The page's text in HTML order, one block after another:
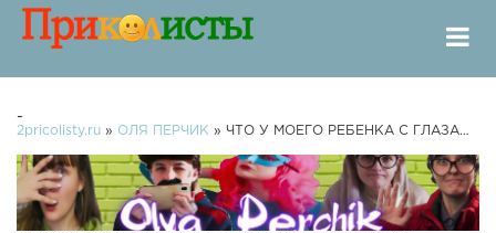
-
2pricolisty.ru » ОЛЯ ПЕРЧИК » ЧТО У МОЕГО РЕБЕНКА С ГЛАЗАМИ?ДАКРИОЦИСТИТ